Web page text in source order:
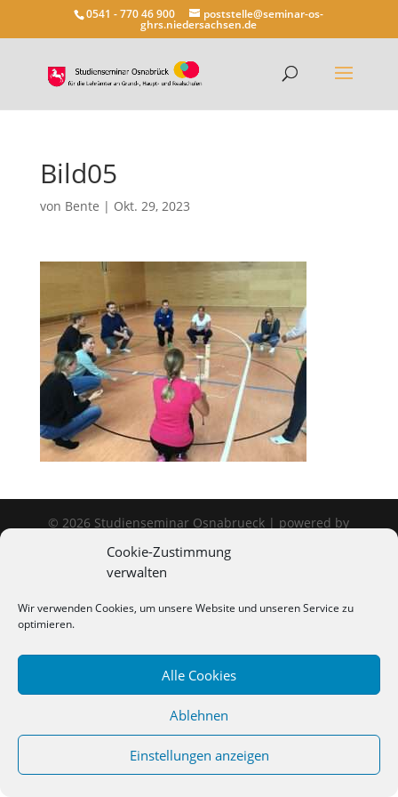
Cookie-Zustimmung
verwalten
Wir verwenden Cookies, um unsere Website und unseren Service zu
optimieren.
Alle Cookies
Ablehnen
Einstellungen anzeigen
0541 - 770 46 900 poststelle@seminar-os-
ghrs.niedersachsen.de
Bild05
von Bente | Okt. 29, 2023
© 2026 Studienseminar Osnabrueck | powered by
wordpress